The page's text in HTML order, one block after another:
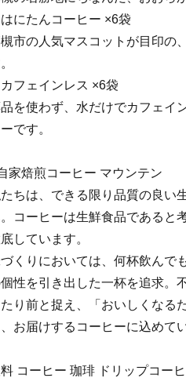
はにたんコーヒー ×6袋
市の人気マスコットが目印の
カフェインレス ×6袋
を使わず、水だけでカフェイ
です。
家焙煎コーヒー マウンテン
ちは、できる限り品質の良い
。コーヒーは生鮮食品であると
しています。
くりにおいては、何杯飲んで
性を引き出した一杯を追求。
り前と捉え、「おいしくなる
お届けするコーヒーに込めて
コーヒー 珈琲 ドリップコー